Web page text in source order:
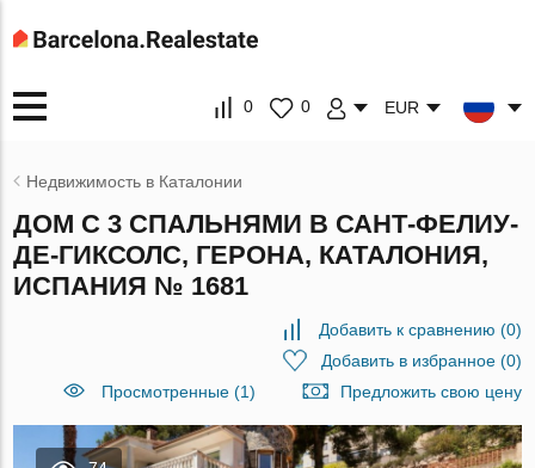
0 0 EUR
Недвижимость в Каталонии
ДОМ С 3 СПАЛЬНЯМИ В САНТ-ФЕЛИУ-
ДЕ-ГИКСОЛС, ГЕРОНА, КАТАЛОНИЯ,
ИСПАНИЯ № 1681
Добавить к сравнению (0)
Добавить в избранное(0)
Просмотренные (1)
Предложить свою цену